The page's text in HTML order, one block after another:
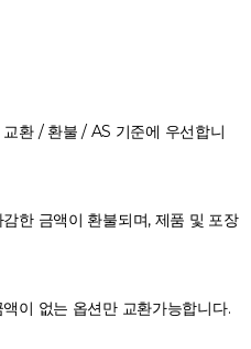
환 / 환불 / AS 기준에 우선합니
한 금액이 환불되며, 제품 및 포장
이 없는 옵션만 교환가능합니다.